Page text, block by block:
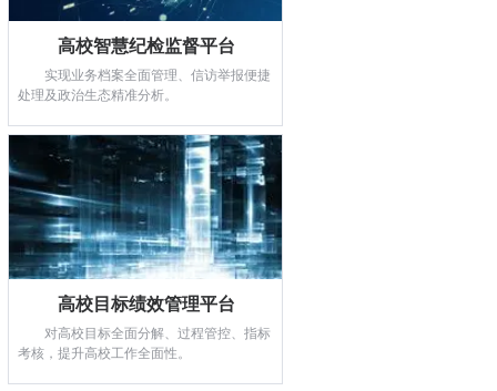
聚焦高校构建“督查＋考核一体化”，
实现任务全覆盖，过程全留痕、结果全应
查看详情
高校智慧纪检监督平台
实现业务档案全面管理、信访举报便捷
处理及政治生态精准分析。
高校智慧纪检监督平台
实现业务档案全面管理、信访举报便
捷处理及政治生态精准分析。
查看详情
高校目标绩效管理平台
对高校目标全面分解、过程管控、指标
考核，提升高校工作全面性。